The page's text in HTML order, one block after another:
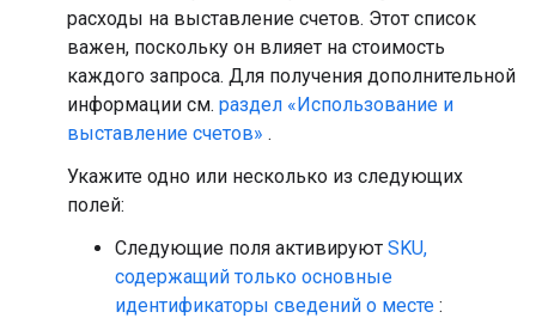
расходы на выставление счетов. Этот список
важен, поскольку он влияет на стоимость
каждого запроса. Для получения дополнительной
информации см. раздел «Использование и
выставление счетов» .
Укажите одно или несколько из следующих
полей:
Следующие поля активируют SKU,
содержащий только основные
идентификаторы сведений о месте :